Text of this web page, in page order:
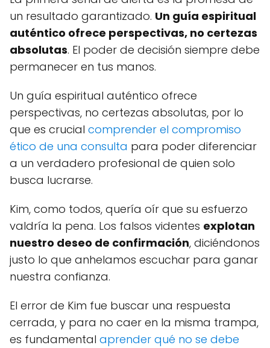
un resultado garantizado. Un guía espiritual
auténtico ofrece perspectivas, no certezas
absolutas. El poder de decisión siempre debe
permanecer en tus manos.
Un guía espiritual auténtico ofrece
perspectivas, no certezas absolutas, por lo
que es crucial comprender el compromiso
ético de una consulta para poder diferenciar
a un verdadero profesional de quien solo
busca lucrarse.
Kim, como todos, quería oír que su esfuerzo
valdría la pena. Los falsos videntes explotan
nuestro deseo de confirmación, diciéndonos
justo lo que anhelamos escuchar para ganar
nuestra confianza.
El error de Kim fue buscar una respuesta
cerrada, y para no caer en la misma trampa,
es fundamental aprender qué no se debe